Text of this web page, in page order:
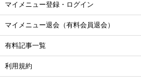
マイメニュー登録・ログイン
マイメニュー退会（有料会員退会）
有料記事一覧
利用規約